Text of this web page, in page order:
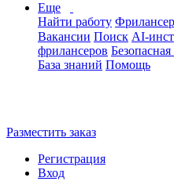
Еще
Найти работу
Вакансии Поиск AI-
фрилансеров Безопасная
База знаний Помощь
Разместить заказ
Регистрация
Вход